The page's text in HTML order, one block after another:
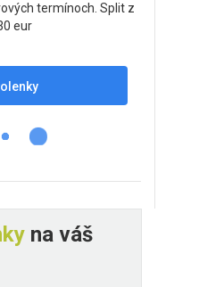
termínoch. Split z
eur
na váš